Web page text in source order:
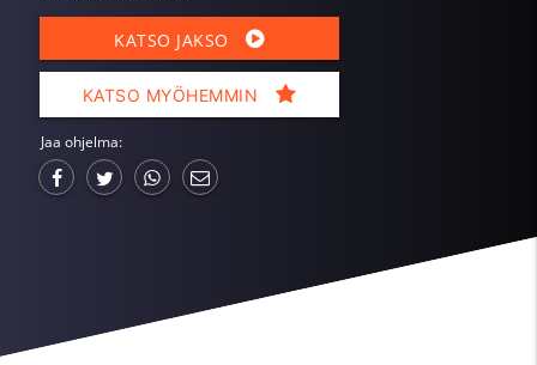
KATSO JAKSO
KATSO MYÖHEMMIN
Jaa ohjelma: